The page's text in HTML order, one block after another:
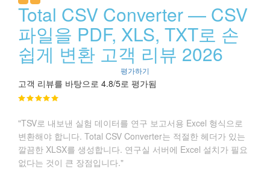
Total CSV Converter — CSV
파일을 PDF, XLS, TXT로 손
쉽게 변환 고객 리뷰 2026
평가하기
고객 리뷰를 바탕으로 4.8/5로 평가됨
"TSV로 내보낸 실험 데이터를 연구 보고서용 Excel 형식으로
변환해야 합니다. Total CSV Converter는 적절한 헤더가 있는
깔끔한 XLSX를 생성합니다. 연구실 서버에 Excel 설치가 필요
없다는 것이 큰 장점입니다."